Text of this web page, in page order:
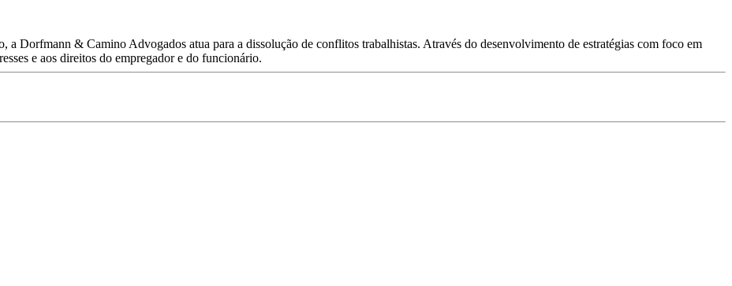
Dorfmann & Camino Advogados atua para a dissolução de conflitos trabalhistas. Através do desenvolvimento de estratégias com foco em
e aos direitos do empregador e do funcionário.